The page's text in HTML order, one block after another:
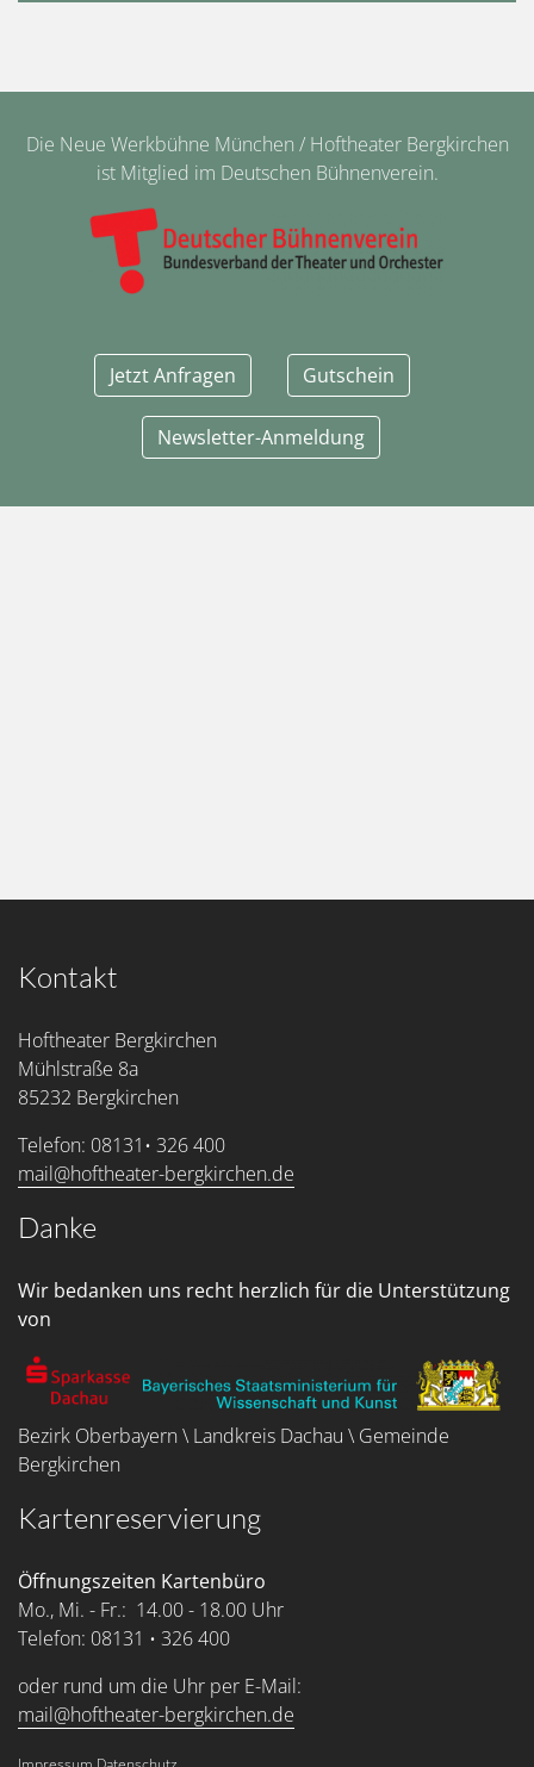
Die Neue Werkbühne München / Hoftheater Bergkirchen
ist Mitglied im Deutschen Bühnenverein.
Jetzt Anfragen Gutschein
Newsletter-Anmeldung
Kontakt
Hoftheater Bergkirchen
Mühlstraße 8a
85232 Bergkirchen
Telefon: 08131• 326 400
mail@hoftheater-bergkirchen.de
Danke
Wir bedanken uns recht herzlich für die Unterstützung
von
Bezirk Oberbayern \ Landkreis Dachau \ Gemeinde
Bergkirchen
Kartenreservierung
Öffnungszeiten Kartenbüro
Mo., Mi. - Fr.: 14.00 - 18.00 Uhr
Telefon: 08131 • 326 400
oder rund um die Uhr per E-Mail:
mail@hoftheater-bergkirchen.de